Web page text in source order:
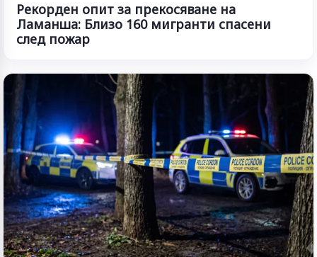
Рекорден опит за прекосяване на
Ламанша: Близо 160 мигранти спасени
след пожар